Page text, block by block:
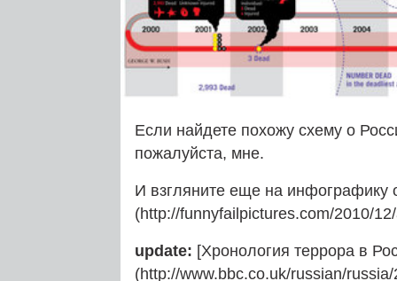
Если найдете похожу схему о
пожалуйста, мне.
И взгляните еще на инфографику
(http://funnyfailpictures.com/2010/
update: [Хронология террора в
(http://www.bbc.co.uk/russian/